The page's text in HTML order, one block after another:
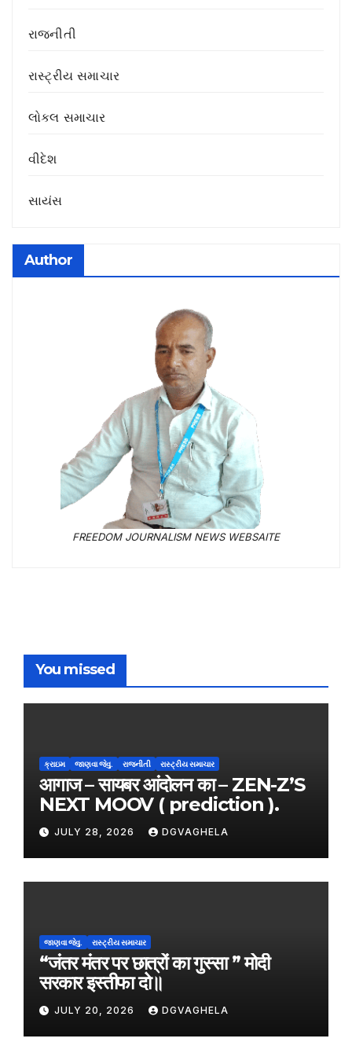
રાજનીતી
રાસ્ટ્રીય સમાચાર
લોકલ સમાચાર
વીદેશ
સાયંસ
Author
FREEDOM JOURNALISM NEWS WEBSAITE
You missed
ક્રાઇમ જાણવા જેવુ. રાજનીતી રાસ્ટ્રીય સમાચાર
आगाज – सायबर आंदोलन का – ZEN-Z’S
NEXT MOOV ( prediction ).
JULY 28, 2026 DGVAGHELA
જાણવા જેવુ. રાસ્ટ્રીય સમાચાર
“जंतर मंतर पर छात्रों का गुस्सा ” मोदी
सरकार इस्तीफा दो॥
JULY 20, 2026 DGVAGHELA